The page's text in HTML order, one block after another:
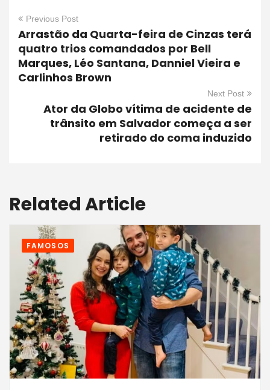
Previous Post
Arrastão da Quarta-feira de Cinzas terá
quatro trios comandados por Bell
Marques, Léo Santana, Danniel Vieira e
Carlinhos Brown
Next Post
Ator da Globo vítima de acidente de
trânsito em Salvador começa a ser
retirado do coma induzido
Related Article
FAMOSOS